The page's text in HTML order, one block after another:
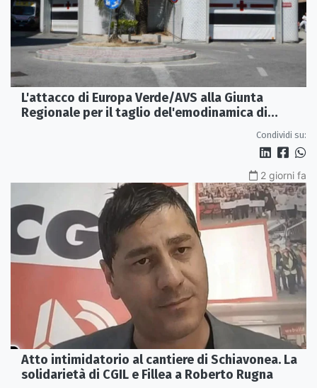
L'attacco di Europa Verde/AVS alla Giunta
Regionale per il taglio del'emodinamica di
Condividi su:
2 giorni fa
Atto intimidatorio al cantiere di Schiavonea. La
solidarietà di CGIL e Fillea a Roberto Rugna